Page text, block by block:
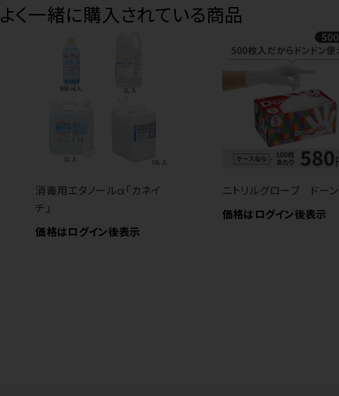
よく一緒に購入されている商品
消毒用エタノールα「カネイ
チ」
価格はログイン後表示
ニトリルグローブ ドーン
価格はログイン後表示